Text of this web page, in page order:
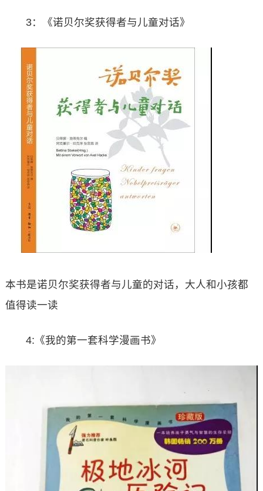
3：《诺贝尔奖获得者与儿童对话》
本书是诺贝尔奖获得者与儿童的对话，大人和小孩都
值得读一读
4:《我的第一套科学漫画书》